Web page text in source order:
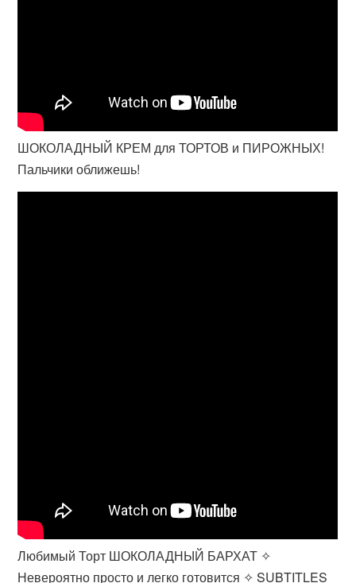
ШОКОЛАДНЫЙ КРЕМ для ТОРТОВ и ПИРОЖНЫХ!
Пальчики оближешь!
Любимый Торт ШОКОЛАДНЫЙ БАРХАТ ✧
Невероятно просто и легко готовится ✧ SUBTITLES